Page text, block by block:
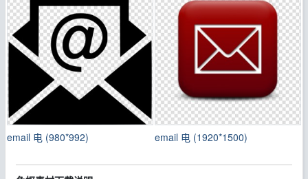
email 电 (980*992) email 电 (1920*1500)